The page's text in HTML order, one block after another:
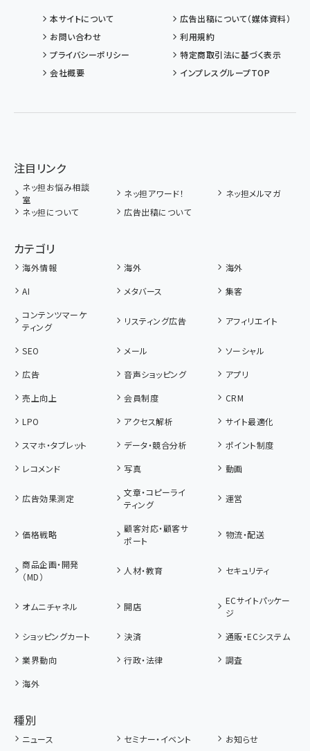
本サイトについて
広告出稿について（媒体資料）
お問い合わせ
利用規約
プライバシーポリシー
特定商取引法に基づく表示
会社概要
インプレスグループTOP
注目リンク
ネッ担お悩み相談
室
ネッ担アワード！
ネッ担メルマガ
ネッ担について
広告出稿について
カテゴリ
海外情報 海外
海外
AI
メタバース
集客
コンテンツマーケ
ティング
リスティング広告 アフィリエイト
SEO メール
ソーシャル
広告
音声ショッピング
アプリ
売上向上
会員制度
CRM
LPO
アクセス解析
サイト最適化
スマホ・タブレット
データ・競合分析
ポイント制度
レコメンド
写真 動画
広告効果測定
文章・コピーライ
ティング
運営
価格戦略
顧客対応・顧客サ
ポート
物流・配送
商品企画・開発
（MD）
人材・教育 セキュリティ
オムニチャネル 開店
ECサイトパッケー
ジ
ショッピングカート
決済
通販・ECシステム
業界動向
行政・法律
調査
海外
種別
ニュース セミナー・イベント
お知らせ